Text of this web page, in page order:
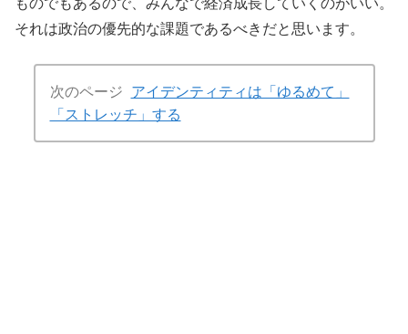
それは政治の優先的な課題であるべきだと思います。
次のページ
アイデンティティは「ゆるめて」
「ストレッチ」する